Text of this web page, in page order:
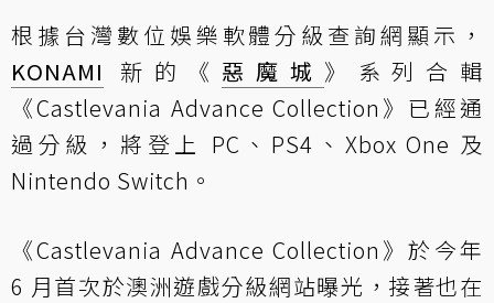
根據台灣數位娛樂軟體分級查詢網顯示，
KONAMI
新的《 惡魔城 》系列合輯
《Castlevania Advance Collection》已經通
過分級，將登上 PC、PS4、Xbox One 及
Nintendo Switch。
《Castlevania Advance Collection》於今年
6 月首次於澳洲遊戲分級網站曝光 ，接著也在